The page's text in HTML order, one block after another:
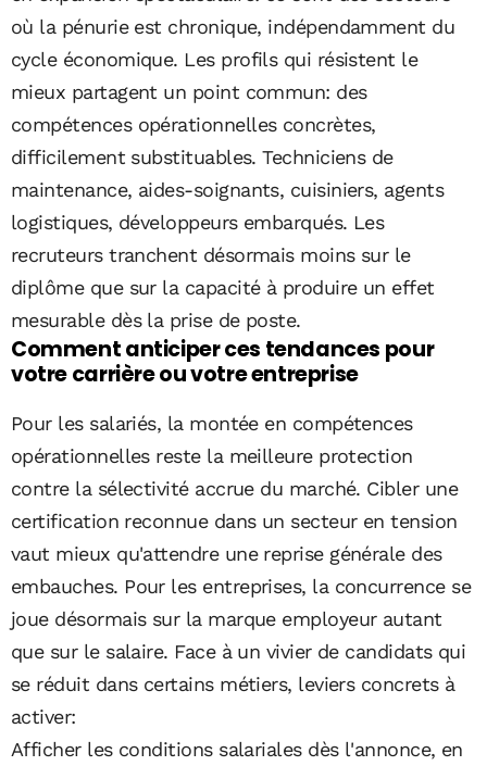
où la pénurie est chronique, indépendamment du
cycle économique. Les profils qui résistent le
mieux partagent un point commun: des
compétences opérationnelles concrètes,
difficilement substituables. Techniciens de
maintenance, aides-soignants, cuisiniers, agents
logistiques, développeurs embarqués. Les
recruteurs tranchent désormais moins sur le
diplôme que sur la capacité à produire un effet
mesurable dès la prise de poste.
Comment anticiper ces tendances pour
votre carrière ou votre entreprise
Pour les salariés, la montée en compétences
opérationnelles reste la meilleure protection
contre la sélectivité accrue du marché. Cibler une
certification reconnue dans un secteur en tension
vaut mieux qu'attendre une reprise générale des
embauches. Pour les entreprises, la concurrence se
joue désormais sur la marque employeur autant
que sur le salaire. Face à un vivier de candidats qui
se réduit dans certains métiers, leviers concrets à
activer:
Afficher les conditions salariales dès l'annonce, en